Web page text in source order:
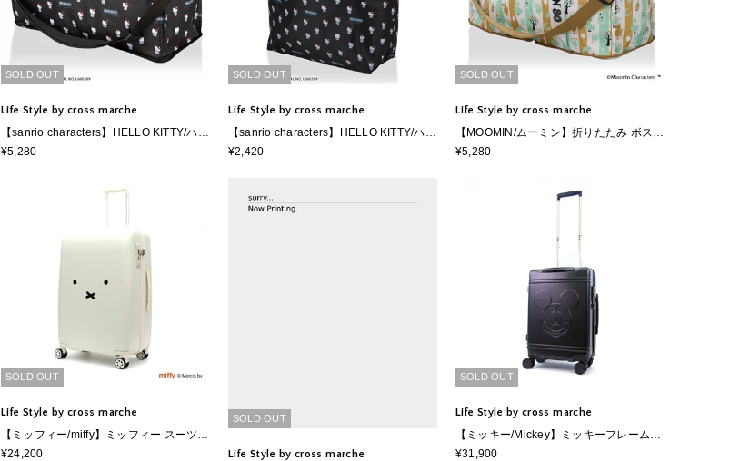
SOLD OUT
Life Style by cross marche
【sanrio characters】HELLO KITTY/ハロ
ーキティ 折りたたみ ボストンバッグ Mサ
¥5,280
SOLD OUT
Life Style by cross marche
【sanrio characters】HELLO KITTY/ハロ
ーキティ 折りたたみ保冷＆保温エコバッ
¥2,420
SOLD OUT
Life Style by cross marche
【MOOMIN/ムーミン】折りたたみ ボスト
ンバッグ Mサイズ ムーミン小説80周年記
¥5,280
SOLD OUT
Life Style by cross marche
【ミッフィー/miffy】ミッフィー スーツケ
ース 81L
¥24,200
SOLD OUT
Life Style by cross marche
SOLD OUT
Life Style by cross marche
【ミッキー/Mickey】ミッキーフレームス
ーツケース 82L
¥31,900